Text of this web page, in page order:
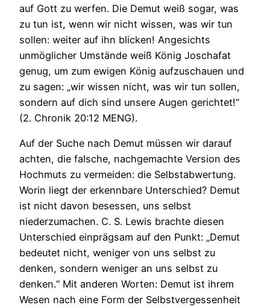
auf Gott zu werfen. Die Demut weiß sogar, was
zu tun ist, wenn wir nicht wissen, was wir tun
sollen: weiter auf ihn blicken! Angesichts
unmöglicher Umstände weiß König Joschafat
genug, um zum ewigen König aufzuschauen und
zu sagen: „wir wissen nicht, was wir tun sollen,
sondern auf dich sind unsere Augen gerichtet!“
(2. Chronik 20:12 MENG).
Auf der Suche nach Demut müssen wir darauf
achten, die falsche, nachgemachte Version des
Hochmuts zu vermeiden: die Selbstabwertung.
Worin liegt der erkennbare Unterschied? Demut
ist nicht davon besessen, uns selbst
niederzumachen. C. S. Lewis brachte diesen
Unterschied einprägsam auf den Punkt: „Demut
bedeutet nicht, weniger von uns selbst zu
denken, sondern weniger an uns selbst zu
denken.“ Mit anderen Worten: Demut ist ihrem
Wesen nach eine Form der Selbstvergessenheit